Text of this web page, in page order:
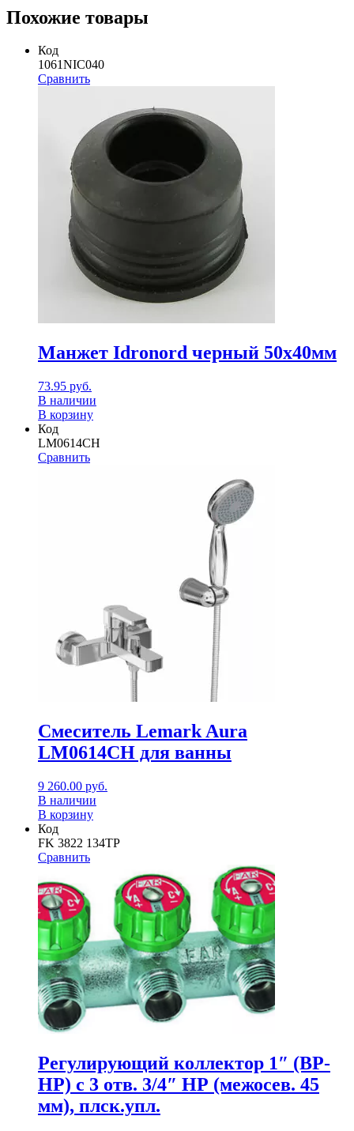
Похожие товары
Код
1061NIC040
Сравнить
Манжет Idronord черный 50х40мм
73.95 руб.
В наличии
В корзину
Код
LM0614CH
Сравнить
Смеситель Lemark Aura
LM0614CH для ванны
9 260.00 руб.
В наличии
В корзину
Код
FK 3822 134TP
Сравнить
Регулирующий коллектор 1″ (ВР-
НР) с 3 отв. 3/4″ НР (межосев. 45
мм), плск.упл.